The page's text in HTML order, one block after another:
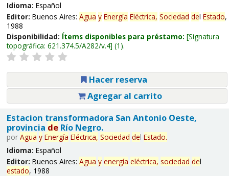
Idioma: Español
Editor: Buenos Aires: Agua y Energía Eléctrica, Sociedad del Estado,
1988
Disponibilidad: Ítems disponibles para préstamo: Signatura
topográfica: 621.374.5/A282/v.4 (1).
Hacer reserva
Agregar al carrito
Estacion transformadora San Antonio Oeste,
provincia deRío Negro.
por Agua y Energía Eléctrica, Sociedad del Estado.
Idioma: Español
Editor: Buenos Aires: Agua y energía eléctrica, sociedad del
estado, 1988